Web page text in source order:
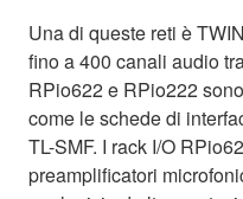
Una di queste reti è
fino a 400 canali audio
RPio622 e RPio222
come le schede di
TL-SMF. I rack I/O
preamplificatori